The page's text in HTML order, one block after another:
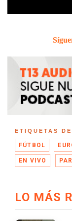
ETIQUETAS
FÚTBOL
EN VIVO
LO MÁS